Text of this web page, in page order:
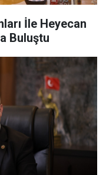
İle Heyecan
Buluştu